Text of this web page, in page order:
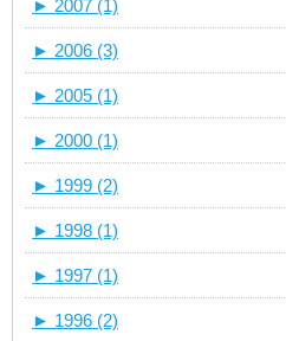
► 2007 (1)
► 2006 (3)
► 2005 (1)
► 2000 (1)
► 1999 (2)
► 1998 (1)
► 1997 (1)
► 1996 (2)